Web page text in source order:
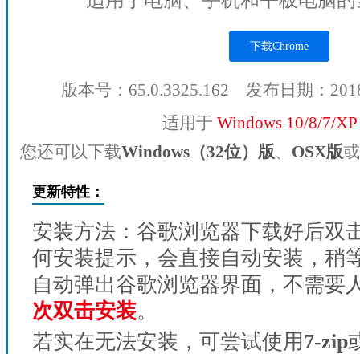
下载Chrome
版本号：65.0.3325.162 发布日期：
适用于 Windows 10/8/7/
您还可以下载Windows（32位）版、 OSX版或
更新特性：
安装方法：谷歌浏览器下载好后双
何安装提示，会直接自动安装，稍
自动弹出谷歌浏览器界面，不需要
次双击安装。
若实在无法安装，可尝试使用7-zip